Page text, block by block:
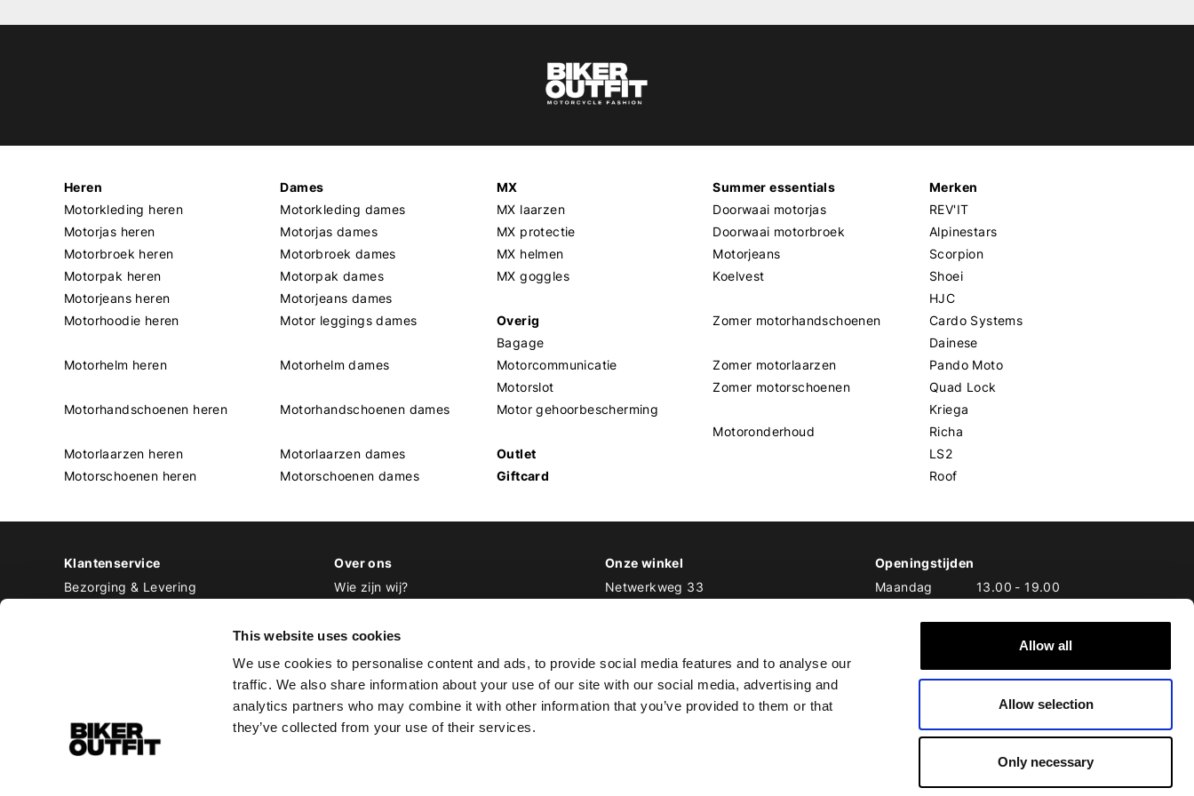
This website uses cookies
We use cookies to personalise content and ads, to provide social media features and to analyse our
traffic. We also share information about your use of our site with our social media, advertising and
analytics partners who may combine it with other information that you’ve provided to them or that
they’ve collected from your use of their services.
Allow all
Allow selection
Only necessary
Heren
Motorkleding heren
Motorjas heren
Motorbroek heren
Motorpak heren
Motorjeans heren
Motorhoodie heren
Motorhelm heren
Motorhandschoenen heren
Motorlaarzen heren
Motorschoenen heren
Dames
Motorkleding dames
Motorjas dames
Motorbroek dames
Motorpak dames
Motorjeans dames
Motor leggings dames
Motorhelm dames
Motorhandschoenen dames
Motorlaarzen dames
Motorschoenen dames
MX
MX laarzen
MX protectie
MX helmen
MX goggles
Overig
Bagage
Motorcommunicatie
Motorslot
Motor gehoorbescherming
Outlet
Giftcard
Summer essentials
Doorwaai motorjas
Doorwaai motorbroek
Motorjeans
Koelvest
Zomer motorhandschoenen
Zomer motorlaarzen
Zomer motorschoenen
Motoronderhoud
Merken
REV'IT
Alpinestars
Scorpion
Shoei
HJC
Cardo Systems
Dainese
Pando Moto
Quad Lock
Kriega
Richa
LS2
Roof
Klantenservice
Bezorging & Levering
Privacy Policy
Over ons
Wie zijn wij?
Werken bij Biker Outfit
Onze winkel
Netwerkweg 33
T 020 493 03 67
Openingstijden
Maandag
13.00 - 19.00
Woensdag
10.00-19.00
-20.00
Zaterdag
10.00-17.00
10.00-17.00